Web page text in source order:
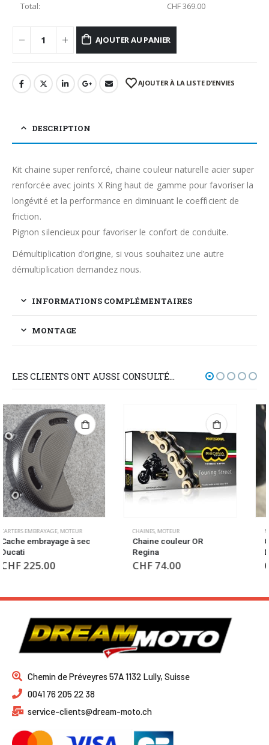
Total: CHF369.00
AJOUTER AU PANIER
AJOUTER À LA LISTE D’ENVIES
DESCRIPTION
Kit chaine super renforcé, chaine couleur naturelle acier super
renforcée avec joints X Ring haut de gamme pour favoriser la
longévité et la performance en diminuant le coefficient de
friction.
Pignon silencieux pour favoriser le confort de conduite.
Démultiplication d’origine, si vous souhaitez une autre
démultiplication demandez nous.
INFORMATIONS COMPLÉMENTAIRES
MONTAGE
LES CLIENTS ONT AUSSI CONSULTÉ…
CHAINES,MOTEUR
Chaine couleur OR
Regina
CHF74.00
MOTEUR,PROTECTIONS DE CHUTE MOTEUR
Cache pompe à eau
Ducati
CHF145.00
Chemin de Préveyres 57A 1132 Lully, Suisse
0041 76 205 22 38
service-clients@dream-moto.ch